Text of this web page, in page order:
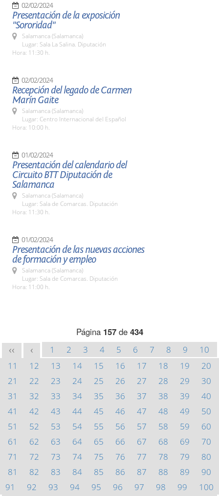
02/02/2024
Presentación de la exposición
"Sororidad"
Salamanca (Salamanca)
Lugar: Sala La Salina. Diputación
Hora: 11:30 h.
02/02/2024
Recepción del legado de Carmen
Marín Gaite
Salamanca (Salamanca)
Lugar: Centro Internacional del Español
Hora: 10:00 h.
01/02/2024
Presentación del calendario del
Circuito BTT Diputación de
Salamanca
Salamanca (Salamanca)
Lugar: Sala de Comarcas. Diputación
Hora: 11:30 h.
01/02/2024
Presentación de las nuevas acciones
de formación y empleo
Salamanca (Salamanca)
Lugar: Sala de Comarcas. Diputación
Hora: 11:00 h.
Página 157de 434
<< < 1 2 3 4 5 6 7 8 9
10
11
12 13 14 15 16 17 18 19
20
21
22 23 24 25 26 27 28 29
30
31
32 33 34 35 36 37 38 39
40
41
42 43 44 45 46 47 48 49
50
51
52 53 54 55 56 57 58 59
60
61
62 63 64 65 66 67 68 69
70
71
72 73 74 75 76 77 78 79
80
81
82 83 84 85 86 87 88 89
90
91
92 93 94 95 96 97 98 99
100